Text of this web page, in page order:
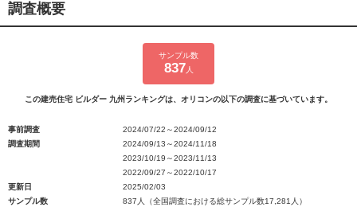
調査概要
サンプル数
837 人
この建売住宅 ビルダー 九州ランキングは、オリコンの以下の調査に基づいています。
事前調査
2024/07/22～2024/09/12
調査期間
2024/09/13～2024/11/18
2023/10/19～2023/11/13
2022/09/27～2022/10/17
更新日
2025/02/03
サンプル数
837人（全国調査における総サンプル数17,281人）